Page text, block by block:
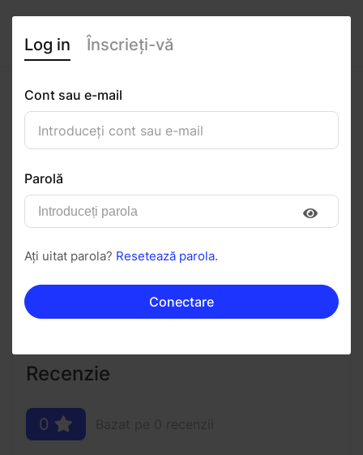
Maria Lupean
Urmăriți Salvați în PDF
Invitați Mesaj
Recenzie
0
Log in Înscrieți-vă
Cont sau e-mail
Parolă
Ați uitat parola? Resetează parola.
Conectare